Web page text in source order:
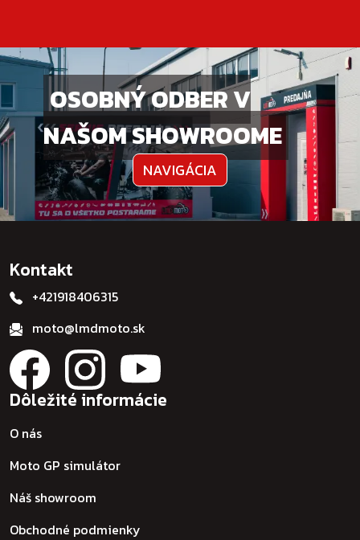
OSOBNÝ ODBER V
NAŠOM SHOWROOME
NAVIGÁCIA
Kontakt
+421918406315
moto@lmdmoto.sk
Dôležité informácie
O nás
Moto GP simulátor
Náš showroom
Obchodné podmienky